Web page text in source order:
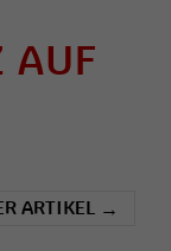
AUF
ARTIKEL →